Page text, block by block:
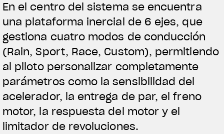
En el centro del sistema se encuentra
una plataforma inercial de 6 ejes, que
gestiona cuatro modos de conducción
(Rain, Sport, Race, Custom), permitiendo
al piloto personalizar completamente
parámetros como la sensibilidad del
acelerador, la entrega de par, el freno
motor, la respuesta del motor y el
limitador de revoluciones.